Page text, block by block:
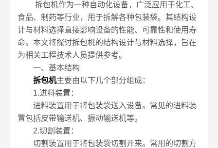
拆包机作为一种自动化设备，广泛应用于化工、
食品、制药等行业，用于拆解各种包装袋。其结构设
计与材料选择直接影响设备的性能、可靠性和使用寿
命。本文将探讨拆包机的结构设计与材料选择，旨在
为相关工程技术人员提供参考。
一、基本结构
拆包机主要由以下几个部分组成：
1.进料装置：
进料装置用于将包装袋送入设备。常见的进料装
置包括皮带输送机、振动输送机等。
2.切割装置：
切割装置用于将包装袋切割开来。常用的切割方